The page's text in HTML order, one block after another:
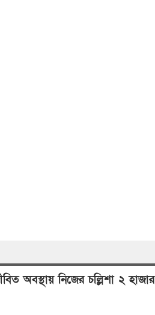
অবস্থায় নিজের চল্লিশা ২ হাজার